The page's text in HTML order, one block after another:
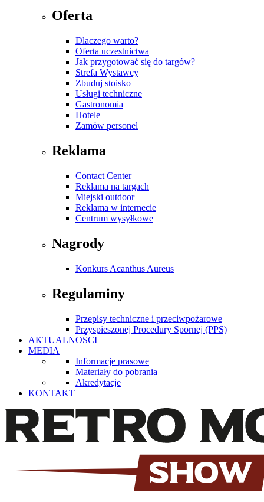
Oferta
Dlaczego warto?
Oferta uczestnictwa
Jak przygotować się do targów?
Strefa Wystawcy
Zbuduj stoisko
Usługi techniczne
Gastronomia
Hotele
Zamów personel
Reklama
Contact Center
Reklama na targach
Miejski outdoor
Reklama w internecie
Centrum wysyłkowe
Nagrody
Konkurs Acanthus Aureus
Regulaminy
Przepisy techniczne i przeciwpożarowe
Przyspieszonej Procedury Spornej (PPS)
AKTUALNOŚCI
MEDIA
Informacje prasowe
Materiały do pobrania
Akredytacje
KONTAKT